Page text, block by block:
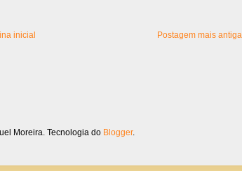
Postagem mais antiga
inicial
Moreira. Tecnologia do Blogger.